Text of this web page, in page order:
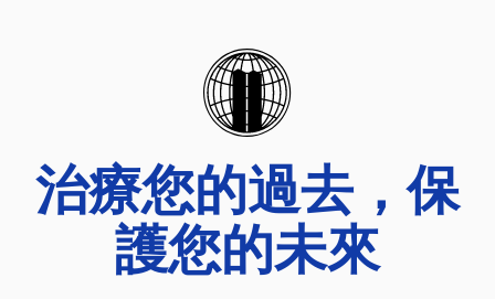
治療您的過去，保
護您的未來